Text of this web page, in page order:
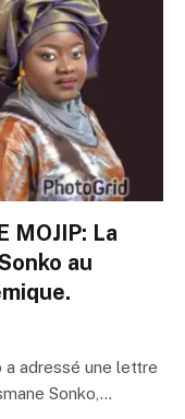
MOJIP: La
au
a adressé une lettre
Sonko,…